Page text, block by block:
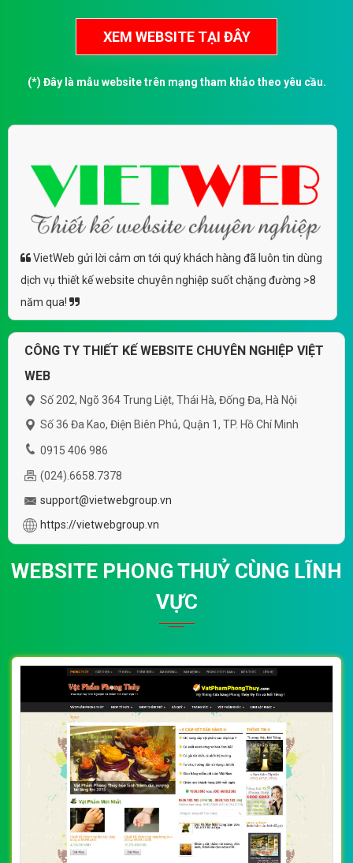
(*) Đây là mẫu website trên mạng tham khảo theo yêu cầu.
VietWeb gửi lời cảm ơn tới quý khách hàng đã luôn tin dùng
dịch vụ thiết kế website chuyên nghiệp suốt chặng đường >8
năm qua!
CÔNG TY THIẾT KẾ WEBSITE CHUYÊN NGHIỆP VIỆT
WEB
Số 202, Ngõ 364 Trung Liệt, Thái Hà, Đống Đa, Hà Nội
Số 36 Đa Kao, Điện Biên Phủ, Quận 1, TP. Hồ Chí Minh
0915 406 986
(024).6658.7378
support@vietwebgroup.vn
https://vietwebgroup.vn
WEBSITE PHONG THUỶ CÙNG LĨNH
VỰC